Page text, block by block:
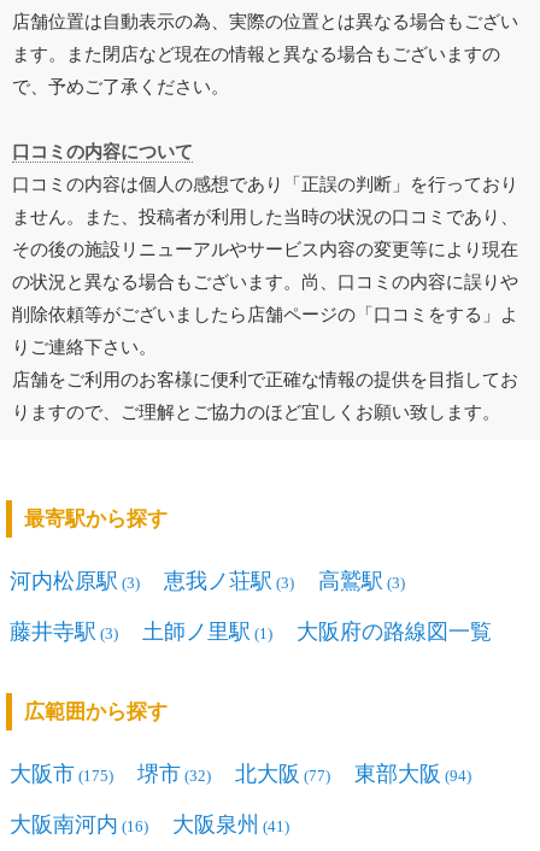
店舗位置は自動表示の為、実際の位置とは異なる場合もござい
ます。また閉店など現在の情報と異なる場合もございますの
で、予めご了承ください。
口コミの内容について
口コミの内容は個人の感想であり「正誤の判断」を行っており
ません。また、投稿者が利用した当時の状況の口コミであり、
その後の施設リニューアルやサービス内容の変更等により現在
の状況と異なる場合もございます。尚、口コミの内容に誤りや
削除依頼等がございましたら店舗ページの「口コミをする」よ
りご連絡下さい。
店舗をご利用のお客様に便利で正確な情報の提供を目指してお
りますので、ご理解とご協力のほど宜しくお願い致します。
最寄駅から探す
河内松原駅 (3) 恵我ノ荘駅 (3) 高鷲駅 (3)
藤井寺駅 (3) 土師ノ里駅 (1) 大阪府の路線図一覧
広範囲から探す
大阪市 (175) 堺市 (32) 北大阪 (77) 東部大阪 (94)
大阪南河内 (16) 大阪泉州 (41)